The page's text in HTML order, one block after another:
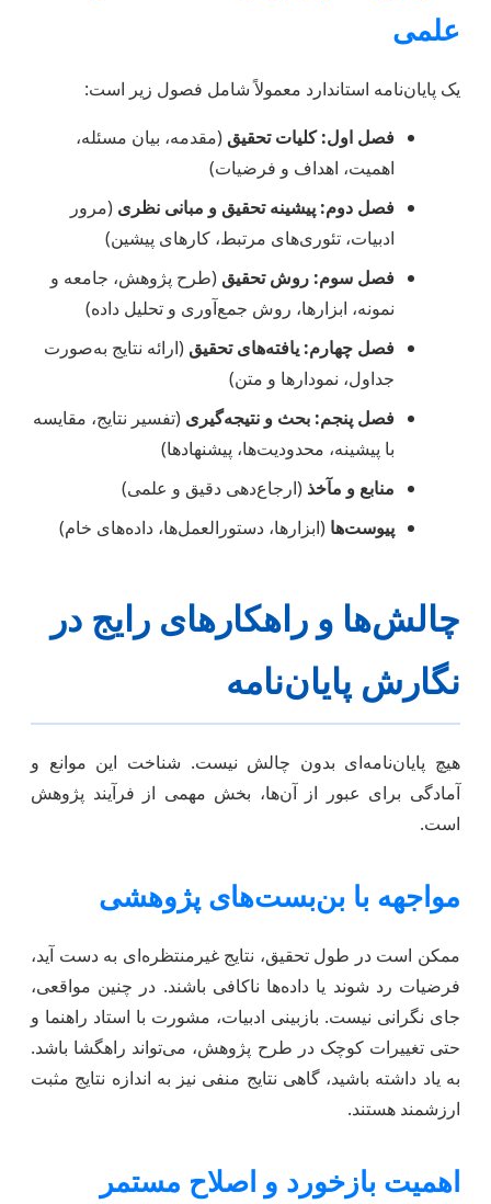
علمی
یک پایان‌نامه استاندارد معمولاً شامل فصول زیر است:
فصل اول: کلیات تحقیق (مقدمه، بیان مسئله،
اهمیت، اهداف و فرضیات)
فصل دوم: پیشینه تحقیق و مبانی نظری (مرور
ادبیات، تئوری‌های مرتبط، کارهای پیشین)
فصل سوم: روش تحقیق (طرح پژوهش، جامعه و
نمونه، ابزارها، روش جمع‌آوری و تحلیل داده)
فصل چهارم: یافته‌های تحقیق (ارائه نتایج به‌صورت
جداول، نمودارها و متن)
فصل پنجم: بحث و نتیجه‌گیری (تفسیر نتایج، مقایسه
با پیشینه، محدودیت‌ها، پیشنهادها)
منابع و مآخذ (ارجاع‌دهی دقیق و علمی)
پیوست‌ها (ابزارها، دستورالعمل‌ها، داده‌های خام)
چالش‌ها و راهکارهای رایج در
نگارش پایان‌نامه
هیچ پایان‌نامه‌ای بدون چالش نیست. شناخت این موانع و
آمادگی برای عبور از آن‌ها، بخش مهمی از فرآیند پژوهش
است.
مواجهه با بن‌بست‌های پژوهشی
ممکن است در طول تحقیق، نتایج غیرمنتظره‌ای به دست آید،
فرضیات رد شوند یا داده‌ها ناکافی باشند. در چنین مواقعی،
جای نگرانی نیست. بازبینی ادبیات، مشورت با استاد راهنما و
حتی تغییرات کوچک در طرح پژوهش، می‌تواند راهگشا باشد.
به یاد داشته باشید، گاهی نتایج منفی نیز به اندازه نتایج مثبت
ارزشمند هستند.
اهمیت بازخورد و اصلاح مستمر